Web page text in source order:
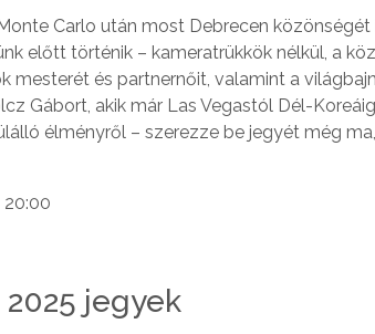
Carlo után most Debrecen
előtt történik – kameratrükkök nélkül, a
mesterét és partnernőit, valamint a
Gábort, akik már Las Vegastól Dél-
élményről – szerezze be jegyét még
20:00
jegyek